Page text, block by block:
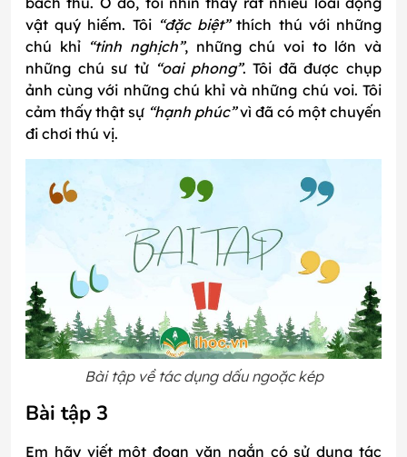
vật quý hiếm. Tôi “đặc biệt”thích thú với những
chú khỉ “tinh nghịch”, những chú voi to lớn và
những chú sư tử “oai phong”. Tôi đã được chụp
ảnh cùng với những chú khỉ và những chú voi. Tôi
cảm thấy thật sự “hạnh phúc”vì đã có một chuyến
đi chơi thú vị.
Bài tập về tác dụng dấu ngoặc kép
Bài tập 3
Em hãy viết một đoạn văn ngắn có sử dụng tác